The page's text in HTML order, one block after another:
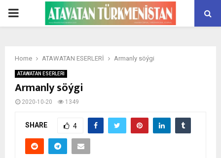
PRIMARY
Home ATAWATAN ESERLERİ Armanly söýgi
ATAWATAN ESERLERİ
Armanly söýgi
2020-10-20 1349
SHARE 4